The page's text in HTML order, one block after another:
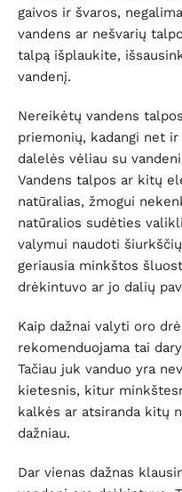
gaivos ir švaros,
vandens ar nešvarių
talpą išplaukite,
vandenį.
Nereikėtų vandens
priemonių, kadangi net
dalelės vėliau su
Vandens talpos ar kitų
natūralias, žmogui
natūralios sudėties
valymui naudoti
geriausia minkštos
drėkintuvo ar jo dalių
Kaip dažnai valyti oro
rekomenduojama tai
Tačiau juk vanduo yra
kietesnis, kitur
kalkės ar atsiranda kitų
dažniau.
Dar vienas dažnas